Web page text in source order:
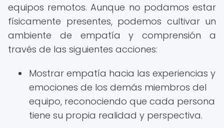
equipos remotos. Aunque no podamos estar
físicamente presentes, podemos cultivar un
ambiente de empatía y comprensión a
través de las siguientes acciones:
Mostrar empatía hacia las experiencias y
emociones de los demás miembros del
equipo, reconociendo que cada persona
tiene su propia realidad y perspectiva.